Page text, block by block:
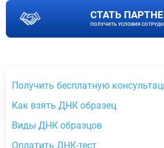
СТАТЬ
ПОЛУЧИТЬ УСЛОВИЯ
Получить бесплатную
Как взять ДНК образец
Виды ДНК образцов
Оплатить ДНК-тест